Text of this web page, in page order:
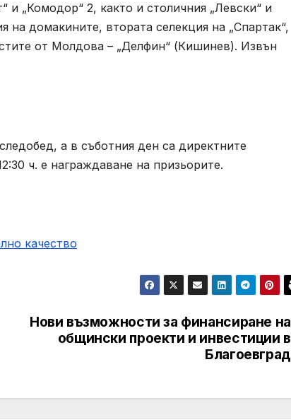
и „Комодор“ 2, както и столичния „Левски“ и
на домакините, втората селекция на „Спартак“,
от Молдова – „Делфин“ (Кишинев). Извън
а в съботния ден са директните
ч. е награждаване на призьорите.
качество
Нови възможности за финансиране на
общински проекти и инвестиции в
Благоевград